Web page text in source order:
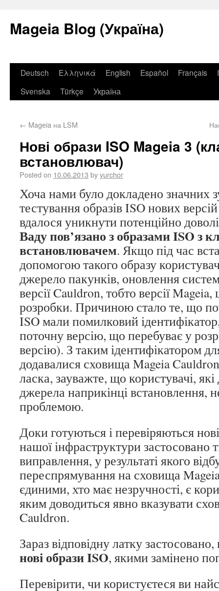
Mageia Blog (Україна)
Deutsch Ελληνικά English Español Français
Svenska
Türkçe Україна
← Mageia на LSM
Нові образи ISO Mageia 3
встановлювач)
Posted on 10.06.2013 byyurchor
Хоча нами було докладено значних
тестування образів ISO нових
вдалося уникнути потенційно
Ваду пов’язано з образами ISO з
встановлювачем. Якщо під час
допомогою такого образу
джерело пакунків, оновлення
версії Cauldron, тобто версії
розробки. Причиною стало те, що
ISO мали помилковий
поточну версію, що перебуває у
версію). З таким ідентифікатором
додавалися сховища Mageia
ласка, зауважте, що користувачі,
джерела наприкінці встановлення,
проблемою.
Доки готуються і перевіряються
нашої інфраструктури застосовано
виправлення, у результаті якого
переспрямування на сховища
єдиними, хто має незручності, є
яким доводиться явно вказувати
Cauldron.
Зараз відповідну латку
нові образи ISO, якими замінено
Перевірити, чи користуєтеся ви